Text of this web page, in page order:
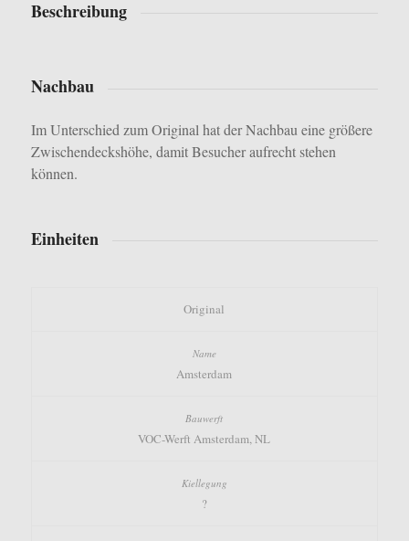
Beschreibung
Nachbau
Im Unterschied zum Original hat der Nachbau eine größere
Zwischendeckshöhe, damit Besucher aufrecht stehen
können.
Einheiten
Original
Amsterdam
VOC-Werft Amsterdam, NL
?